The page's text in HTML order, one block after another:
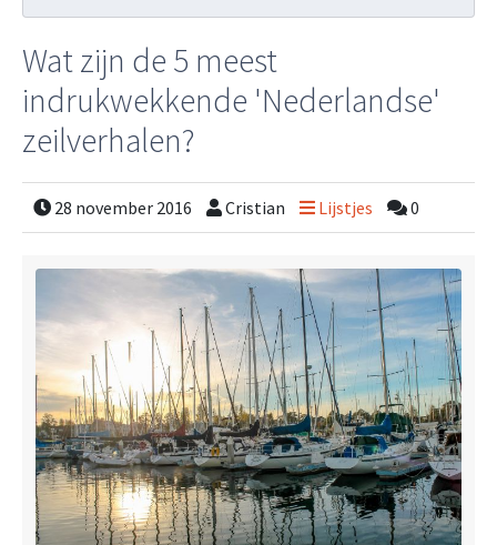
Wat zijn de 5 meest
indrukwekkende 'Nederlandse'
zeilverhalen?
28 november 2016 Cristian Lijstjes 0